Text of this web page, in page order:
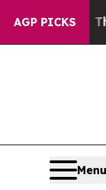
AGP PICKS
Handle That
Menu